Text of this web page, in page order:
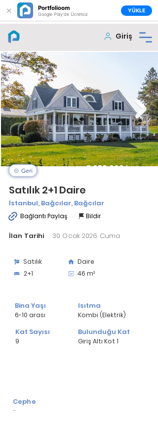
✕ Portfolioom
Google Play'de Ücretsiz
YÜKLE
Giriş
Geri 7.050.000₺
Satılık 2+1 Daire
İstanbul, Bağcılar, Bağcılar
Bildir
İlan Tarihi 30 Ocak 2026 Cuma
Satılık
2+1
Daire
46 m²
Bina Yaşı
6-10 arası
Isıtma
Kombi (Elektrik)
Kat Sayısı
9
Bulunduğu Kat
Giriş Altı Kot 1
Bağlantı Paylaş
Cephe
-